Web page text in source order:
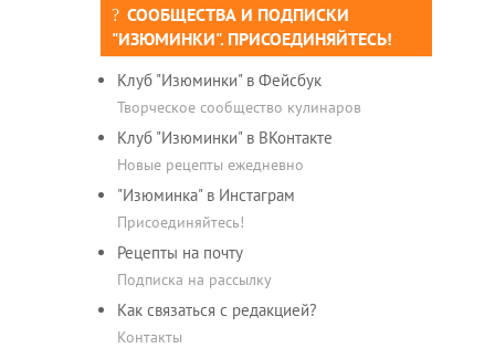
СООБЩЕСТВА И ПОДПИСКИ
"ИЗЮМИНКИ". ПРИСОЕДИНЯЙТЕСЬ!
Клуб "Изюминки" в Фейсбук
Творческое сообщество кулинаров
Клуб "Изюминки" в ВКонтакте
Новые рецепты ежедневно
"Изюминка" в Инстаграм
Присоединяйтесь!
Рецепты на почту
Подписка на рассылку
Как связаться с редакцией?
Контакты